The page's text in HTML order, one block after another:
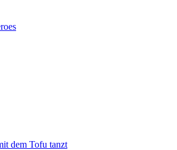
dem Tofu tanzt